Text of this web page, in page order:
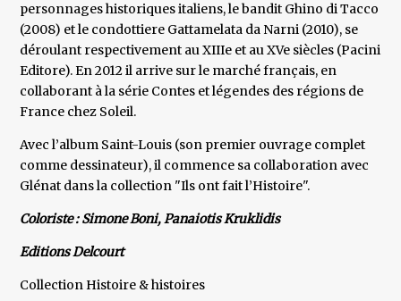
personnages historiques italiens, le bandit Ghino di Tacco
(2008) et le condottiere Gattamelata da Narni (2010), se
déroulant respectivement au XIIIe et au XVe siècles (Pacini
Editore). En 2012 il arrive sur le marché français, en
collaborant à la série Contes et légendes des régions de
France chez Soleil.
Avec l’album Saint-Louis (son premier ouvrage complet
comme dessinateur), il commence sa collaboration avec
Glénat dans la collection "Ils ont fait l’Histoire".
Coloriste : Simone Boni, Panaiotis Kruklidis
Editions Delcourt
Collection Histoire & histoires